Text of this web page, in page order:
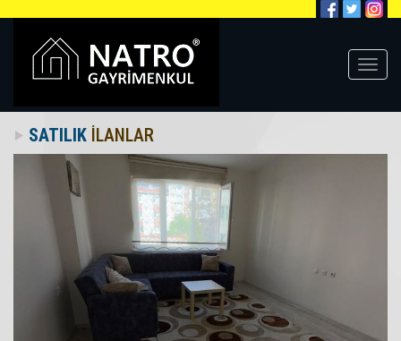
SATILIK İLANLAR